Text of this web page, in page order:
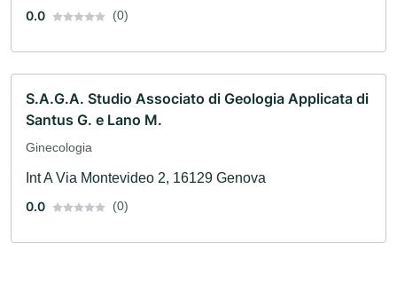
0.0
(0)
S.A.G.A. Studio Associato di Geologia Applicata di
Santus G. e Lano M.
Ginecologia
Int A Via Montevideo 2, 16129 Genova
0.0
(0)